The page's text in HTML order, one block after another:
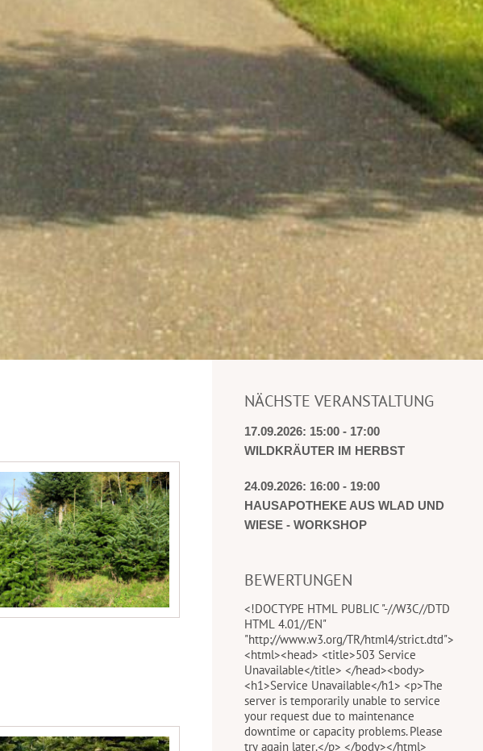
NÄCHSTE VERANSTALTUNG
17.09.2026: 15:00 - 17:00
WILDKRÄUTER IM HERBST
24.09.2026: 16:00 - 19:00
HAUSAPOTHEKE AUS WLAD UND
WIESE - WORKSHOP
BEWERTUNGEN
<!DOCTYPE HTML PUBLIC "-//W3C//DTD
HTML 4.01//EN"
"http://www.w3.org/TR/html4/strict.dtd">
<html><head> <title>503 Service
Unavailable</title> </head><body>
<h1>Service Unavailable</h1> <p>The
server is temporarily unable to service
your request due to maintenance
downtime or capacity problems. Please
try again later.</p> </body></html>